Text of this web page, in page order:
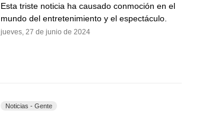
Esta triste noticia ha causado conmoción en el
mundo del entretenimiento y el espectáculo.
jueves, 27 de junio de 2024
Noticias - Gente